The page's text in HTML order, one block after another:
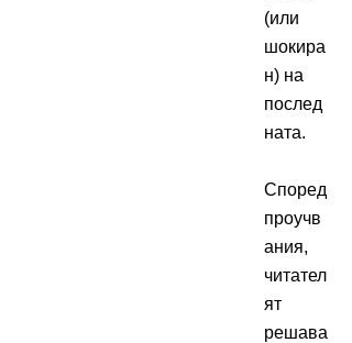
(или
шокира
н) на
послед
ната.
Според
проучв
ания,
читател
ят
решава